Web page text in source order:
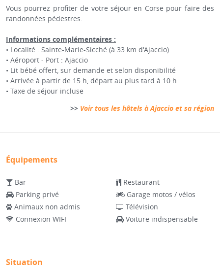
Vous pourrez profiter de votre séjour en Corse pour faire des
randonnées pédestres.
Informations complémentaires :
• Localité : Sainte-Marie-Sicché (à 33 km d'Ajaccio)
• Aéroport - Port : Ajaccio
• Lit bébé offert, sur demande et selon disponibilité
• Arrivée à partir de 15 h, départ au plus tard à 10 h
• Taxe de séjour incluse
>> Voir tous les hôtels à Ajaccio et sa région
Équipements
Bar
Restaurant
Parking privé
Garage motos / vélos
Animaux non admis
Télévision
Connexion WIFI
Voiture indispensable
Situation